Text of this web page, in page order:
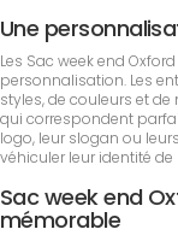
Une
Les Sac week end
personnalisation. Les
styles, de couleurs et
qui correspondent
logo, leur slogan ou
véhiculer leur identité
Sac week end
mémorable